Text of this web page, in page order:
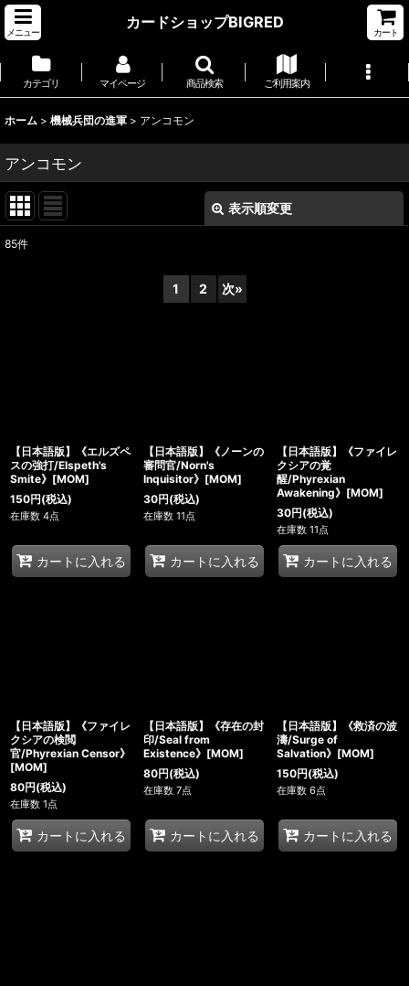
メニュー
カードショップBIGRED
カート
カテゴリ マイページ 商品検索 ご利用案内
ホーム > 機械兵団の進軍 > アンコモン
アンコモン
表示順変更
85件
1 2 次»
【日本語版】《エルズペ
スの強打/Elspeth's
Smite》[MOM]
150円(税込)
在庫数 4点
カートに入れる
【日本語版】《ノーンの
審問官/Norn's
Inquisitor》[MOM]
30円(税込)
在庫数 11点
カートに入れる
【日本語版】《ファイレ
クシアの覚
醒/Phyrexian
Awakening》[MOM]
30円(税込)
在庫数 11点
カートに入れる
【日本語版】《ファイレ
クシアの検閲
官/Phyrexian Censor》
[MOM]
80円(税込)
在庫数 1点
カートに入れる
【日本語版】《存在の封
印/Seal from
Existence》[MOM]
80円(税込)
在庫数 7点
カートに入れる
【日本語版】《救済の波
濤/Surge of
Salvation》[MOM]
150円(税込)
在庫数 6点
カートに入れる